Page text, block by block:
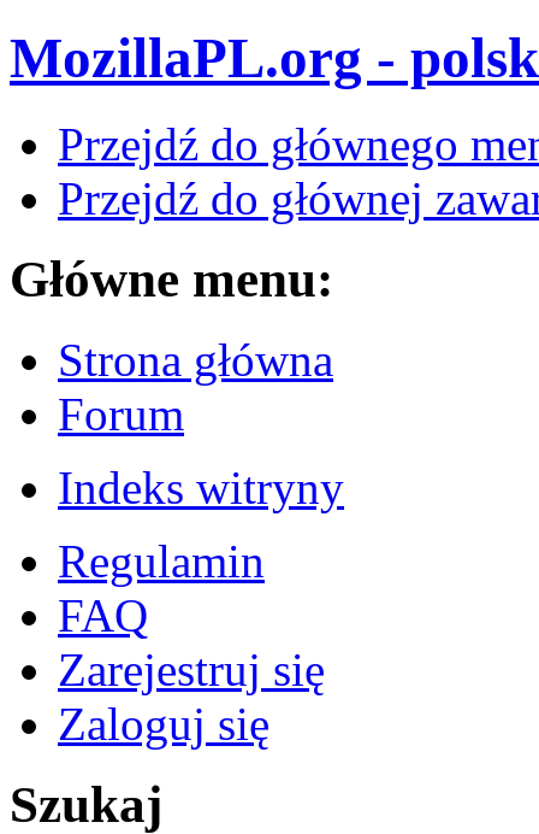
MozillaPL.org -
Przejdź do głównego
Przejdź do głównej
Główne menu:
Strona główna
Forum
Indeks witryny
Regulamin
FAQ
Zarejestruj się
Zaloguj się
Szukaj